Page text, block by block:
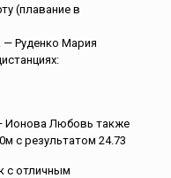
(плавание в
— Руденко Мария
Ионова Любовь также
с результатом 24.73
с отличным